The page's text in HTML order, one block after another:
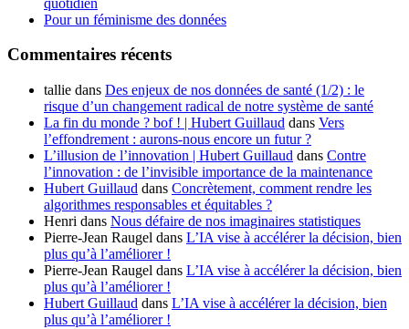
Pour un féminisme des données
Commentaires récents
tallie dans Des enjeux de nos données de santé (1/2) : le
risque d’un changement radical de notre système de santé
La fin du monde ? bof ! | Hubert Guillaud dans Vers
l’effondrement : aurons-nous encore un futur ?
L’illusion de l’innovation | Hubert Guillaud dans Contre
l’innovation : de l’invisible importance de la maintenance
Hubert Guillaud dans Concrètement, comment rendre les
algorithmes responsables et équitables ?
Henri dans Nous défaire de nos imaginaires statistiques
Pierre-Jean Raugel dans L’IA vise à accélérer la décision, bien
plus qu’à l’améliorer !
Pierre-Jean Raugel dans L’IA vise à accélérer la décision, bien
plus qu’à l’améliorer !
Hubert Guillaud dans L’IA vise à accélérer la décision, bien
plus qu’à l’améliorer !